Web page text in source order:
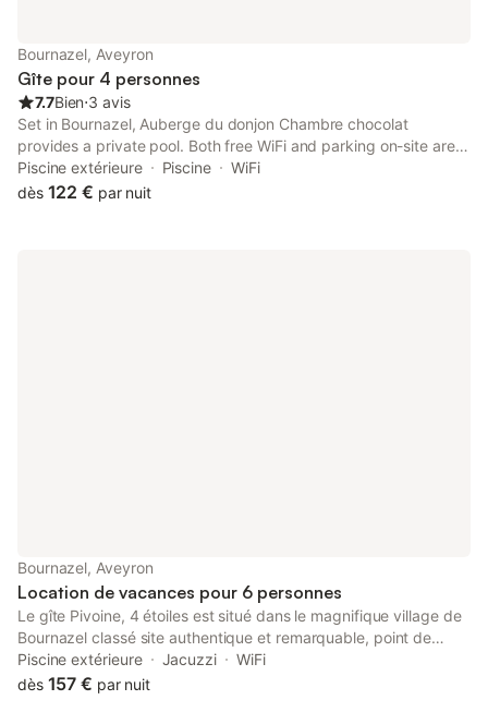
Bournazel, Aveyron
Gîte pour 4 personnes
7.7Bien⋅3 avis
Set in Bournazel, Auberge du donjon Chambre chocolat
provides a private pool. Both free WiFi and parking on-site are
available at the apartment free of charge. The property is non-
smoking and is located 32 km from Rodez Train Station.
Piscine extérieure Piscine
WiFi
dès 122 € par nuit
Bournazel, Aveyron
Location de vacances pour 6 personnes
Le gîte Pivoine, 4 étoiles est situé dans le magnifique village de
Bournazel classé site authentique et remarquable, point de
départ de nombreuses randonnées. Vous pourrez flâner dans
les vieilles rues de Bournazel, rencontrer ses artisans, vous
Piscine extérieure Jacuzzi
WiFi
dès 157 € par nuit